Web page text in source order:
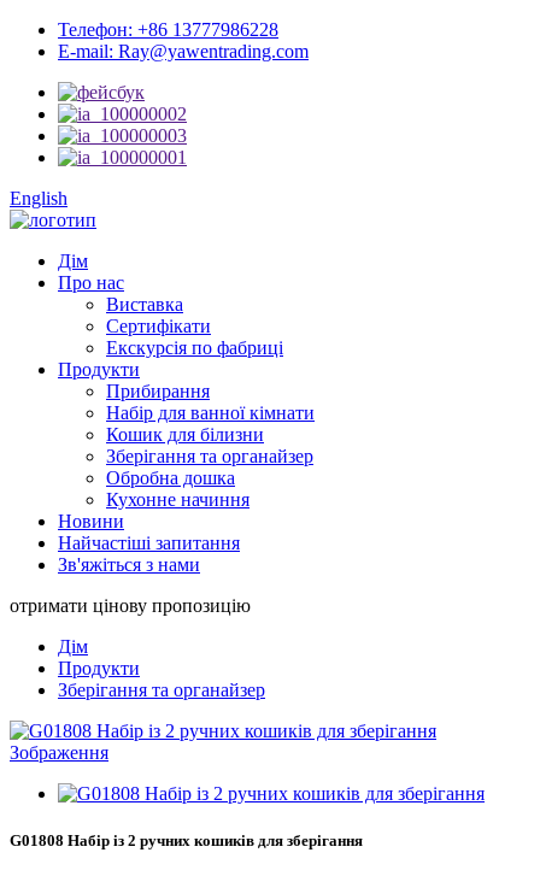
Телефон: +86 13777986228
E-mail: Ray@yawentrading.com
English
Дім
Про нас
Виставка
Сертифікати
Екскурсія по фабриці
Продукти
Прибирання
Набір для ванної кімнати
Кошик для білизни
Зберігання та органайзер
Обробна дошка
Кухонне начиння
Новини
Найчастіші запитання
Зв'яжіться з нами
отримати цінову пропозицію
Дім
Продукти
Зберігання та органайзер
G01808 Набір із 2 ручних кошиків для зберігання